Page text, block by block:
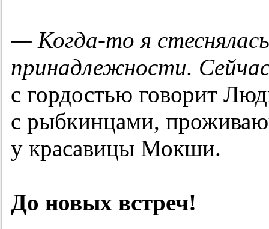
— Когда-то я
принадлежности.
с гордостью говорит
с рыбкинцами,
у красавицы Мокши.
До новых встреч!